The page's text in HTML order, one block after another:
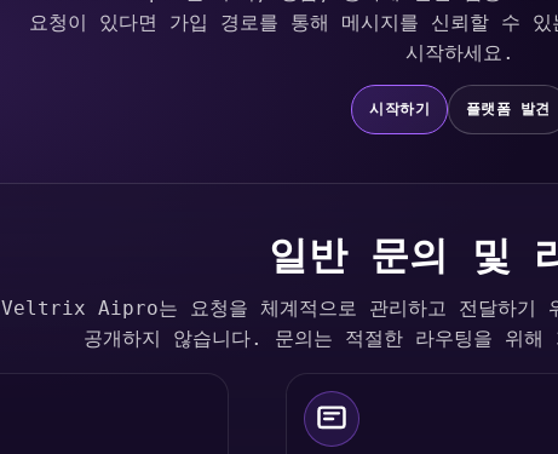
요청이 있다면 가입 경로를 통해 메시지를 신뢰할 수
시작하세요.
시작하기 플랫폼 발견
일반 문의 및
Veltrix Aipro는 요청을 체계적으로 관리하고 전달하기
공개하지 않습니다. 문의는 적절한 라우팅을 위해